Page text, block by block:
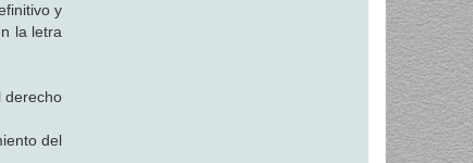
y
la letra
derecho
del